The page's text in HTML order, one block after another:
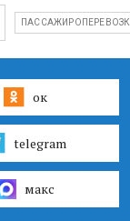
ок
telegram
макс